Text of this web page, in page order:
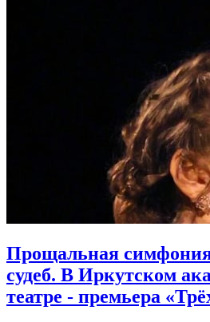
Прощальная
судеб. В Иркутском
театре - премьера